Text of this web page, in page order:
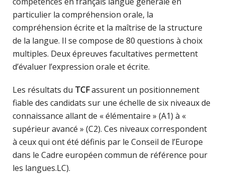
particulier la compréhension orale, la
compréhension écrite et la maîtrise de la structure
de la langue. Il se compose de 80 questions à choix
multiples. Deux épreuves facultatives permettent
d’évaluer l’expression orale et écrite.
Les résultats du TCFassurent un positionnement
fiable des candidats sur une échelle de six niveaux de
connaissance allant de « élémentaire » (A1) à «
supérieur avancé » (C2). Ces niveaux correspondent
à ceux qui ont été définis par le Conseil de l’Europe
dans le Cadre européen commun de référence pour
les langues.LC).